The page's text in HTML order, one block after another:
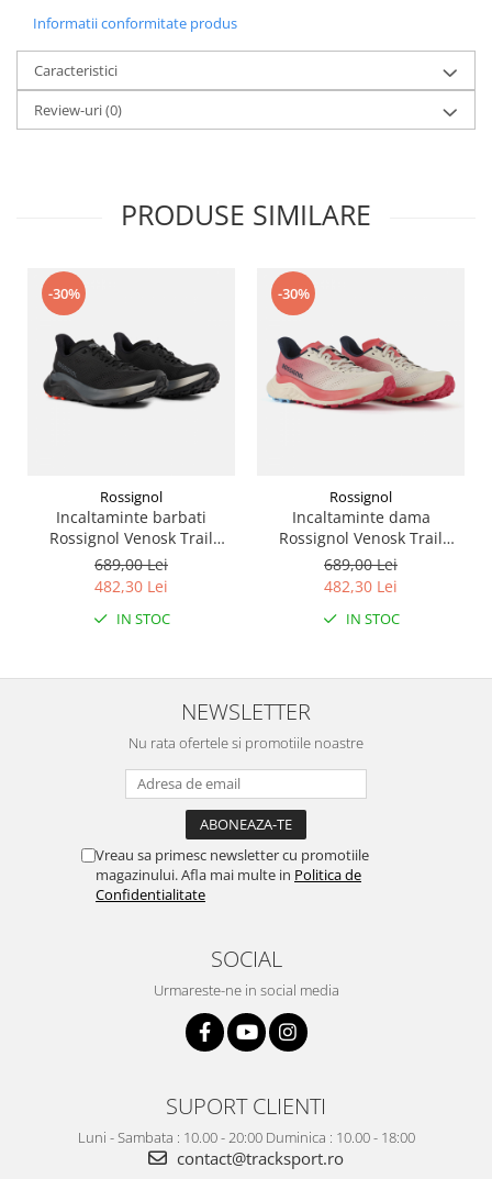
Informatii conformitate produs
Caracteristici
Review-uri(0)
PRODUSE SIMILARE
-30%
Rossignol
Incaltaminte barbati
Rossignol Venosk Trail
Running - Black
689,00 Lei
482,30 Lei
IN STOC
-30%
Rossignol
Incaltaminte dama
Rossignol Venosk Trail
Running - Sand pink
689,00 Lei
482,30 Lei
IN STOC
NEWSLETTER
Nu rata ofertele si promotiile noastre
Vreau sa primesc newsletter cu promotiile
magazinului. Afla mai multe in Politica de
Confidentialitate
SOCIAL
Urmareste-ne in social media
SUPORT CLIENTI
Luni - Sambata : 10.00 - 20:00 Duminica : 10.00 - 18:00
contact@tracksport.ro